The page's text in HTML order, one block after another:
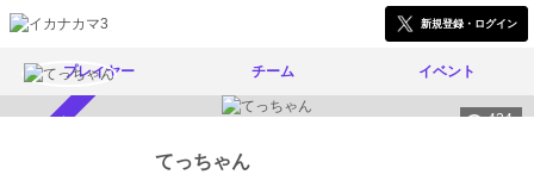
新規登録・ログイン
プレイヤー チーム イベント
424
てっちゃん